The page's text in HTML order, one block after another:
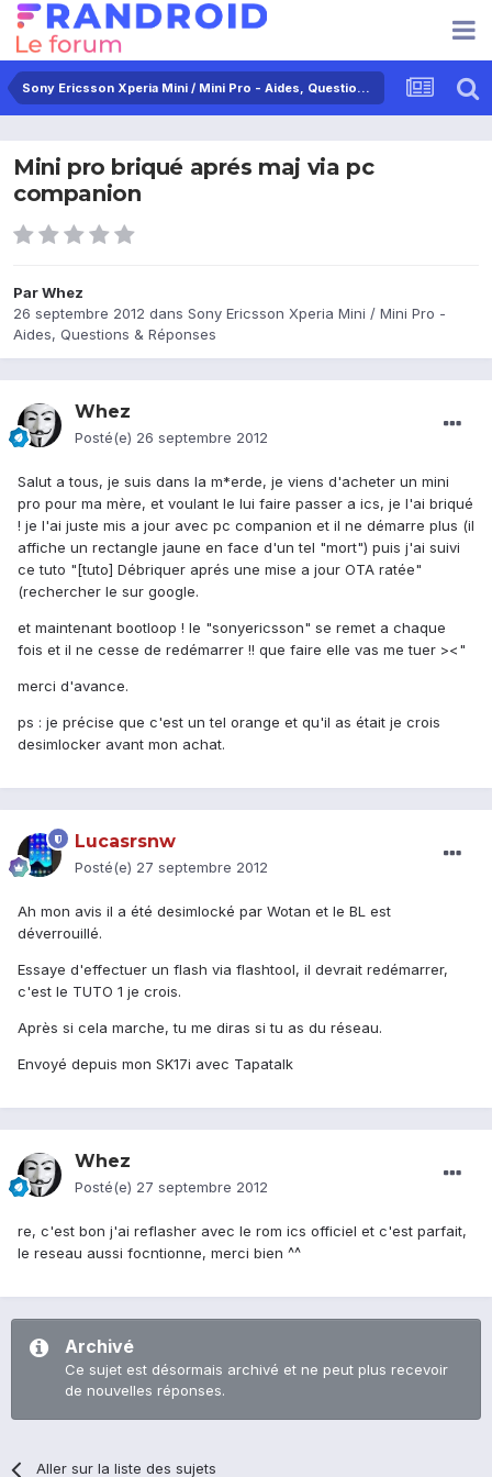
Sony Ericsson Xperia Mini / Mini Pro - Aides, Questions & Réponses
Mini pro briqué aprés maj via pc
companion
ParWhez
26 septembre 2012 dans Sony Ericsson Xperia Mini / Mini Pro -
Aides, Questions & Réponses
Whez
Posté(e) 26 septembre 2012
Salut a tous, je suis dans la m*erde, je viens d'acheter un mini
pro pour ma mère, et voulant le lui faire passer a ics, je l'ai briqué
! je l'ai juste mis a jour avec pc companion et il ne démarre plus (il
affiche un rectangle jaune en face d'un tel "mort") puis j'ai suivi
ce tuto "[tuto] Débriquer aprés une mise a jour OTA ratée"
(rechercher le sur google.
et maintenant bootloop ! le "sonyericsson" se remet a chaque
fois et il ne cesse de redémarrer !! que faire elle vas me tuer ><"
merci d'avance.
ps : je précise que c'est un tel orange et qu'il as était je crois
desimlocker avant mon achat.
Lucasrsnw
Posté(e) 27 septembre 2012
Ah mon avis il a été desimlocké par Wotan et le BL est
déverrouillé.
Essaye d'effectuer un flash via flashtool, il devrait redémarrer,
c'est le TUTO 1 je crois.
Après si cela marche, tu me diras si tu as du réseau.
Envoyé depuis mon SK17i avec Tapatalk
Whez
Posté(e) 27 septembre 2012
re, c'est bon j'ai reflasher avec le rom ics officiel et c'est parfait,
le reseau aussi focntionne, merci bien ^^
Archivé
Ce sujet est désormais archivé et ne peut plus recevoir
de nouvelles réponses.
Aller sur la liste des sujets